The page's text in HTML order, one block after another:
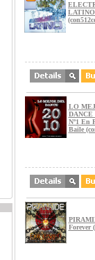
LATINO
LO
DANCE
Nº1 En
Baile
Forever